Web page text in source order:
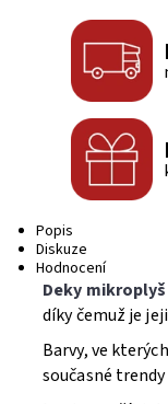
Popis
Diskuze
Hodnocení
Deky mikroplyš
díky čemuž je
Barvy, ve
současné